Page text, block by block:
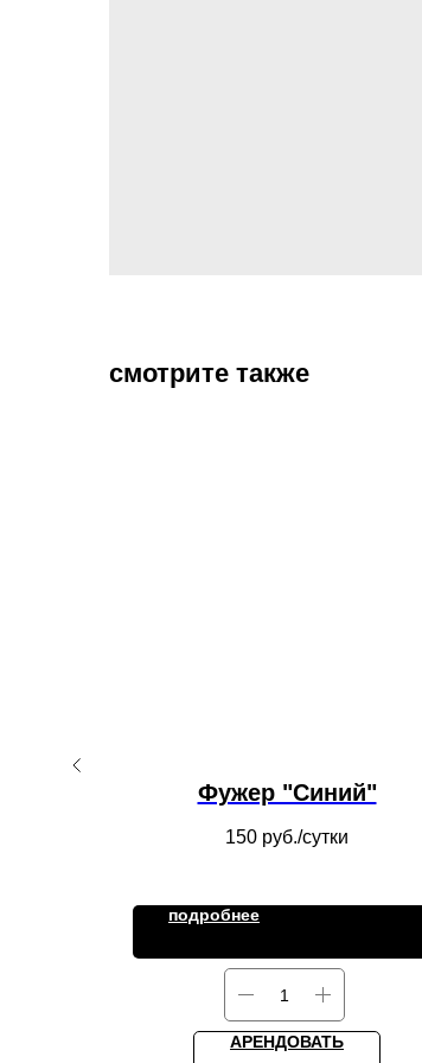
смотрите также
Фужер "Синий"
150 руб./сутки
подробнее
АРЕНДОВАТЬ